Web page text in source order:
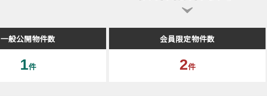
一般公開物件数
1件
会員限定物件数
2件